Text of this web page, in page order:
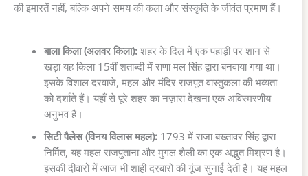
की इमारतें नहीं, बल्कि अपने समय की कला और संस्कृति के जीवंत प्रमाण हैं।
बाला किला (अलवर किला):शहर के दिल में एक पहाड़ी पर शान से
खड़ा यह किला 15वीं शताब्दी में राणा मल सिंह द्वारा बनवाया गया था।
इसके विशाल दरवाजे, महल और मंदिर राजपूत वास्तुकला की भव्यता
को दर्शाते हैं। यहाँ से पूरे शहर का नज़ारा देखना एक अविस्मरणीय
अनुभव है।
सिटी पैलेस (विनय विलास महल):1793 में राजा बख्तावर सिंह द्वारा
निर्मित, यह महल राजपुताना और मुगल शैली का एक अद्भुत मिश्रण है।
इसकी दीवारों में आज भी शाही दरबारों की गूंज सुनाई देती है। यह महल